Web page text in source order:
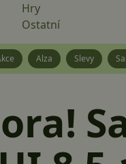
Hry
Ostatní
Alza Slevy